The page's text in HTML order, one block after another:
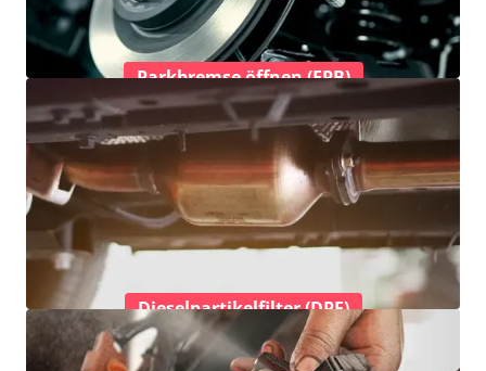
Parkbremse öffnen (EPB)
Dieselpartikelfilter (DPF)